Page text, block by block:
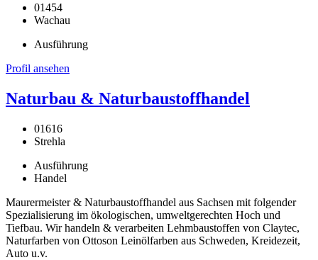
01454
Wachau
Ausführung
Profil ansehen
Naturbau & Naturbaustoffhandel
01616
Strehla
Ausführung
Handel
Maurermeister & Naturbaustoffhandel aus Sachsen mit folgender
Spezialisierung im ökologischen, umweltgerechten Hoch und
Tiefbau. Wir handeln & verarbeiten Lehmbaustoffen von Claytec,
Naturfarben von Ottoson Leinölfarben aus Schweden, Kreidezeit,
Auto u.v.